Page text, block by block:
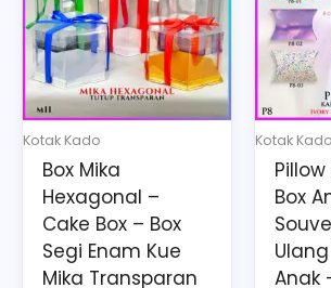
Kotak Kado
Box Mika
Hexagonal –
Cake Box – Box
Segi Enam Kue
Mika Transparan
Rp56.555
multiple
variants.
The
options
be
chosen
on
the
product
Kotak Kado
Box
Anak